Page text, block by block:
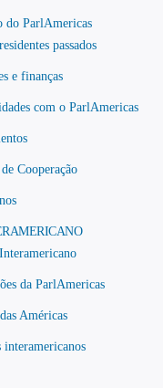
do ParlAmericas
passados
e finanças
com o ParlAmericas
Cooperação
da ParlAmericas
Américas
interamericanos